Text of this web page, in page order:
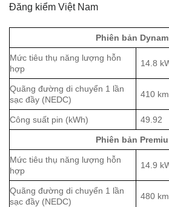
Đăng kiểm Việt Nam
Phiên bản
Mức tiêu thụ năng lượng hỗn
hợp
14.8
Quãng đường di chuyển 1 lần
sạc đầy (NEDC)
410 km
Công suất pin (kWh) 49.92
Phiên bản
Mức tiêu thụ năng lượng hỗn
hợp
14.9
Quãng đường di chuyển 1 lần
sạc đầy (NEDC)
480 km